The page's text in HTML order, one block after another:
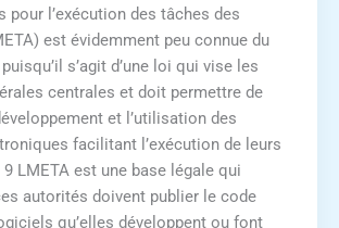
pour l’exécution des tâches des
est évidemment peu connue du
s’agit d’une loi qui vise les
centrales et doit permettre de
et l’utilisation des
facilitant l’exécution de leurs
9 LMETA est une base légale qui
autorités doivent publier le code
qu’elles développent ou font